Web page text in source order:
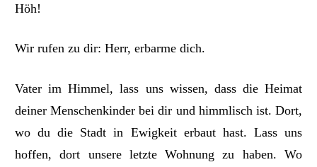
Höh!
Wir rufen zu dir: Herr, erbarme dich.
Vater im Himmel, lass uns wissen, dass die Heimat
deiner Menschenkinder bei dir und himmlisch ist. Dort,
wo du die Stadt in Ewigkeit erbaut hast. Lass uns
hoffen, dort unsere letzte Wohnung zu haben. Wo